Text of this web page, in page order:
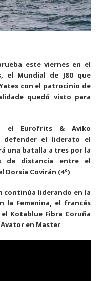
este viernes en el
el Mundial de J80 que
con el patrocinio de
quedó visto para
el Eurofrits & Aviko
defender el liderato el
una batalla a tres por la
de distancia entre el
Dorsia Covirán (4º)
continúa liderando en la
la Femenina, el francés
el Kotablue Fibra Coruña
en Master